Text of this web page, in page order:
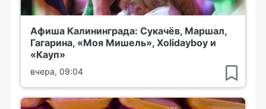
Афиша Калининграда: Сукачёв, Маршал,
Гагарина, «Моя Мишель», Xolidayboy и
«Кауп»
вчера, 09:04